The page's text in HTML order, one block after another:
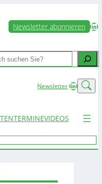
Newsletter abonnieren LinkedIn
NewsletterLinkedIn
TERMINEVIDEOS